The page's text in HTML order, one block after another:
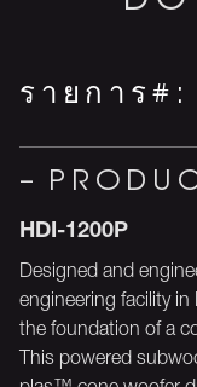
รายการ#:
HDI-1200P
Designed and
engineering facility
the foundation of a
This powered